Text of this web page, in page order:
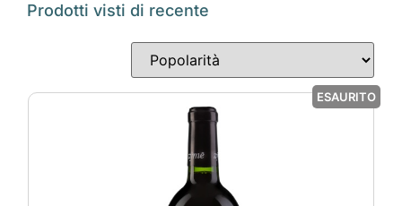
Prodotti visti di recente
ESAURITO